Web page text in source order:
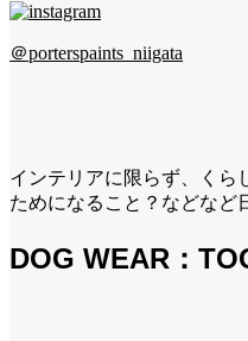
＠porterspaints_niigata
インテリアに限らず、くら
ためになること？などなど
DOG WEAR：